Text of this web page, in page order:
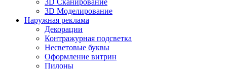
3D Сканирование
3D Моделирование
Наружная реклама
Декорации
Контражурная подсветка
Несветовые буквы
Оформление витрин
Пилоны